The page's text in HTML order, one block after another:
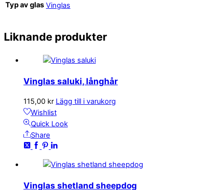
Typ av glas Vinglas
Liknande produkter
Vinglas saluki, långhår
115,00 kr Lägg till i varukorg
Wishlist
Quick Look
Share
Vinglas shetland sheepdog